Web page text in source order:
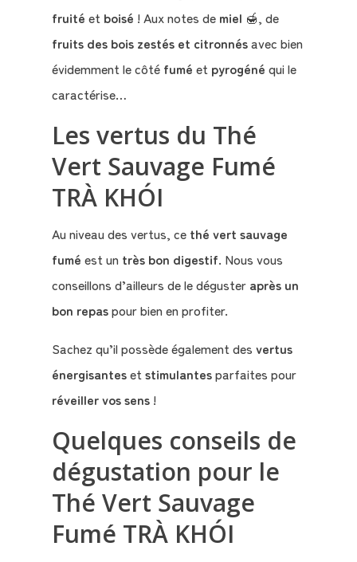
fruité et boisé ! Aux notes de miel 🍯, de
fruits des bois zestés et citronnésavec bien
évidemment le côté fumé et pyrogéné qui le
caractérise…
Les vertus du Thé
Vert Sauvage Fumé
TRÀ KHÓI
Au niveau des vertus, ce thé vert sauvage
fumé est un très bon digestif. Nous vous
conseillons d’ailleurs de le déguster après un
bon repaspour bien en profiter.
Sachez qu’il possède également des vertus
énergisanteset stimulantesparfaites pour
réveiller vos sens!
Quelques conseils de
dégustation pour le
Thé Vert Sauvage
Fumé TRÀ KHÓI